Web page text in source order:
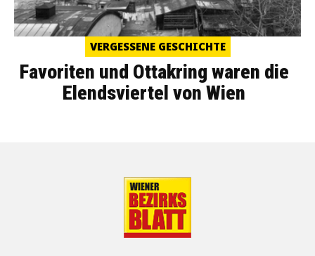
VERGESSENE GESCHICHTE
Favoriten und Ottakring waren die
Elendsviertel von Wien